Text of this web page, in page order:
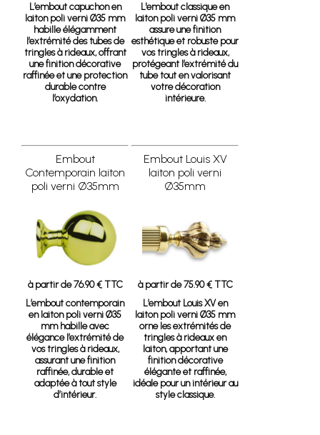
L’embout capuchon en
laiton poli verni Ø35 mm
habille élégamment
l’extrémité des tubes de
tringles à rideaux, offrant
une finition décorative
raffinée et une protection
durable contre
l’oxydation.
L'embout classique en
laiton poli verni Ø35 mm
assure une finition
esthétique et robuste pour
vos tringles à rideaux,
protégeant l’extrémité du
tube tout en valorisant
votre décoration
intérieure.
Embout
Contemporain laiton
poli verni Ø35mm
à partir de 76.90 € TTC
L’embout contemporain
en laiton poli verni Ø35
mm habille avec
élégance l’extrémité de
vos tringles à rideaux,
assurant une finition
raffinée, durable et
adaptée à tout style
d’intérieur.
Embout Louis XV
laiton poli verni
Ø35mm
à partir de 75.90 € TTC
L’embout Louis XV en
laiton poli verni Ø35 mm
orne les extrémités de
tringles à rideaux en
laiton, apportant une
finition décorative
élégante et raffinée,
idéale pour un intérieur au
style classique.